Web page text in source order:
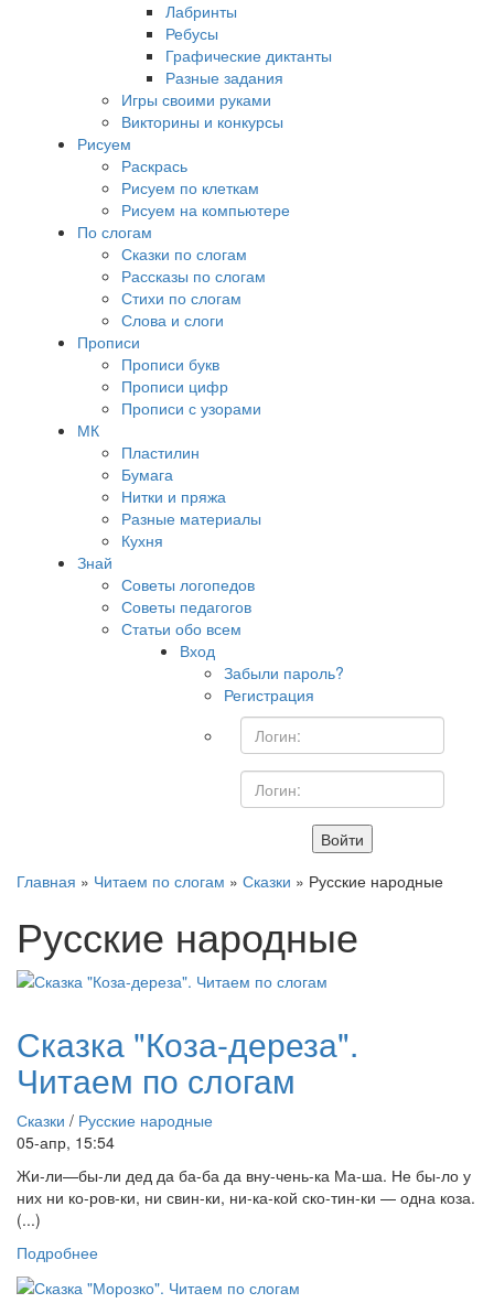
Лабринты
Ребусы
Графические диктанты
Разные задания
Игры своими руками
Викторины и конкурсы
Рисуем
Раскрась
Рисуем по клеткам
Рисуем на компьютере
По слогам
Сказки по слогам
Рассказы по слогам
Стихи по слогам
Слова и слоги
Прописи
Прописи букв
Прописи цифр
Прописи с узорами
МК
Пластилин
Бумага
Нитки и пряжа
Разные материалы
Кухня
Знай
Советы логопедов
Советы педагогов
Статьи обо всем
Вход
Забыли пароль?
Регистрация
Войти
Главная » Читаем по слогам » Сказки » Русские народные
Русские народные
Сказка "Коза-дереза".
Читаем по слогам
Сказки / Русские народные
05-апр, 15:54
Жи-ли—бы-ли дед да ба-ба да вну-чень-ка Ма-ша. Не бы-ло у
них ни ко-ров-ки, ни свин-ки, ни-ка-кой ско-тин-ки — одна коза.
(...)
Подробнее